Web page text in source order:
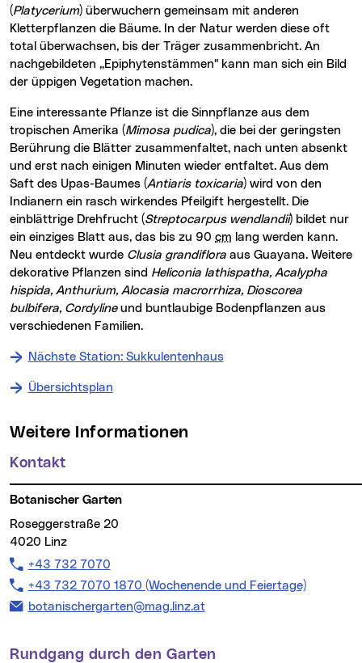
(Platycerium) überwuchern gemeinsam mit anderen
Kletterpflanzen die Bäume. In der Natur werden diese oft
total überwachsen, bis der Träger zusammenbricht. An
nachgebildeten „Epiphytenstämmen" kann man sich ein Bild
der üppigen Vegetation machen.
Eine interessante Pflanze ist die Sinnpflanze aus dem
tropischen Amerika (Mimosa pudica), die bei der geringsten
Berührung die Blätter zusammenfaltet, nach unten absenkt
und erst nach einigen Minuten wieder entfaltet. Aus dem
Saft des Upas-Baumes (Antiaris toxicaria) wird von den
Indianern ein rasch wirkendes Pfeilgift hergestellt. Die
einblättrige Drehfrucht (Streptocarpus wendlandii) bildet nur
ein einziges Blatt aus, das bis zu 90 cm lang werden kann.
Neu entdeckt wurde Clusia grandiflora aus Guayana. Weitere
dekorative Pflanzen sind Heliconia lathispatha, Acalypha
hispida, Anthurium, Alocasia macrorrhiza, Dioscorea
bulbifera, Cordylineund buntlaubige Bodenpflanzen aus
verschiedenen Familien.
Nächste Station: Sukkulentenhaus
Übersichtsplan
Weitere Informationen
Kontakt
Botanischer Garten
Roseggerstraße 20
4020 Linz
Telefon:
+43 732 7070
Telefon:
+43 732 7070 1870 (Wochenende und Feiertage)
E-Mail Adresse:
botanischergarten@mag.linz.at
Rundgang durch den Garten